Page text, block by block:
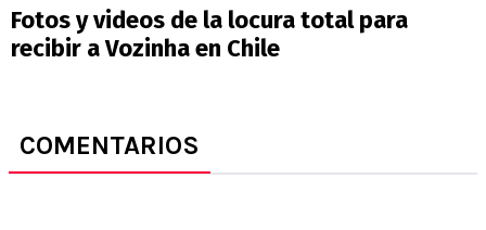
Fotos y videos de la locura total para
recibir a Vozinha en Chile
COMENTARIOS